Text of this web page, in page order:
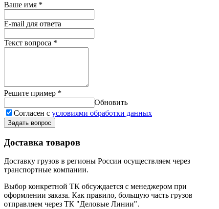
Ваше имя *
E-mail для ответа
Текст вопроса *
Решите пример *
Обновить
Согласен с условиями обработки данных
Задать вопрос
Доставка товаров
Доставку грузов в регионы России осуществляем через
транспортные компании.
Выбор конкретной ТК обсуждается с менеджером при
оформлении заказа. Как правило, большую часть грузов
отправляем через ТК "Деловые Линии".